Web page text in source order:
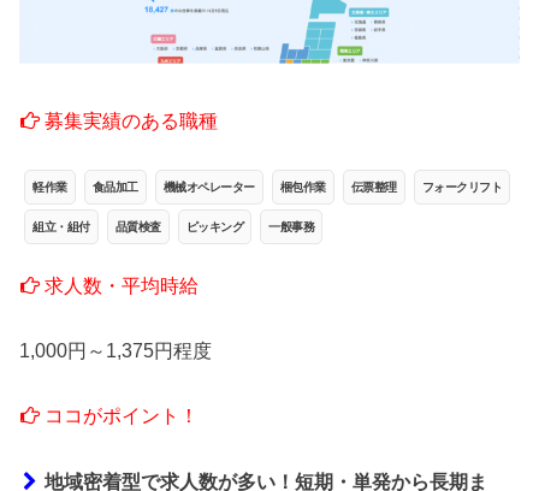
募集実績のある職種
軽作業 食品加工 機械オペレーター 梱包作業 伝票整理 フォークリフト
組立・組付 品質検査 ピッキング 一般事務
求人数・平均時給
1,000円～1,375円程度
ココがポイント！
地域密着型で求人数が多い！短期・単発から長期ま